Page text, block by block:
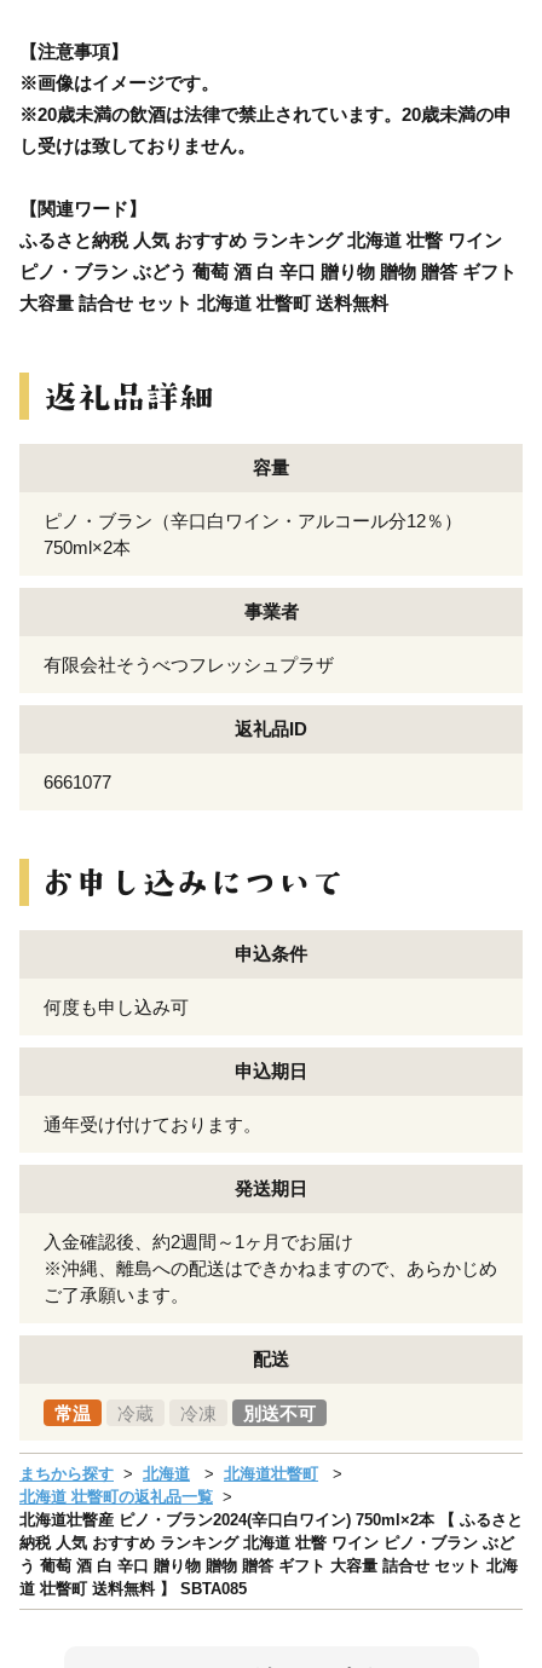
【注意事項】
※画像はイメージです。
※20歳未満の飲酒は法律で禁止されています。20歳未満の申
し受けは致しておりません。
【関連ワード】
ふるさと納税 人気 おすすめ ランキング 北海道 壮瞥 ワイン
ピノ・ブラン ぶどう 葡萄 酒 白 辛口 贈り物 贈物 贈答 ギフト
大容量 詰合せ セット 北海道 壮瞥町 送料無料
容量
ピノ・ブラン（辛口白ワイン・アルコール分12％）
750ml×2本
事業者
有限会社そうべつフレッシュプラザ
返礼品ID
6661077
申込条件
何度も申し込み可
申込期日
通年受け付けております。
発送期日
入金確認後、約2週間～1ヶ月でお届け
※沖縄、離島への配送はできかねますので、あらかじめ
ご了承願います。
配送
常温 冷蔵 冷凍 別送不可
まちから探す 北海道
北海道壮瞥町
北海道 壮瞥町の返礼品一覧
北海道壮瞥産 ピノ・ブラン2024(辛口白ワイン) 750ml×2本 【 ふるさと
納税 人気 おすすめ ランキング 北海道 壮瞥 ワイン ピノ・ブラン ぶど
う 葡萄 酒 白 辛口 贈り物 贈物 贈答 ギフト 大容量 詰合せ セット 北海
道 壮瞥町 送料無料 】 SBTA085